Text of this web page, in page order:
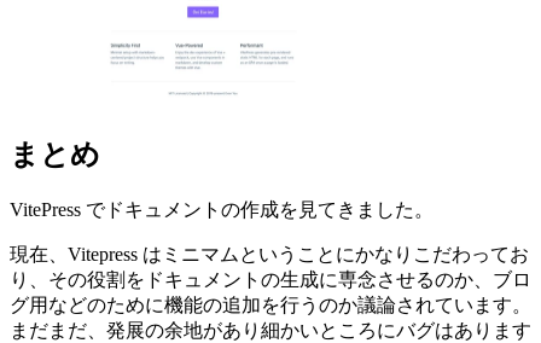
まとめ
VitePress でドキュメントの作成を見てきました。
現在、Vitepress はミニマムということにかなりこだわってお
り、その役割をドキュメントの生成に専念させるのか、ブロ
グ用などのために機能の追加を行うのか議論されています。
まだまだ、発展の余地があり細かいところにバグはあります